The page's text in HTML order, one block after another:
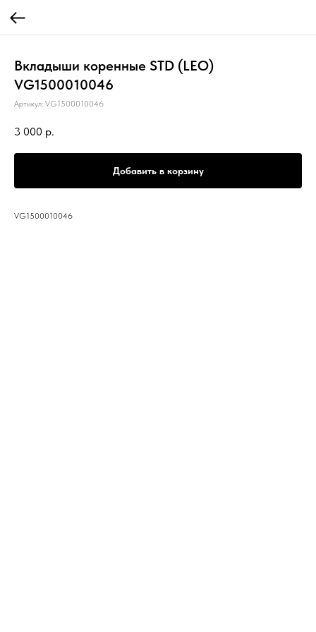
Вкладыши коренные STD (LEO)
VG1500010046
Артикул: VG1500010046
3 000 р.
Добавить в корзину
VG1500010046